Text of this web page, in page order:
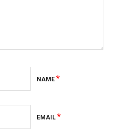
NAME *
EMAIL *